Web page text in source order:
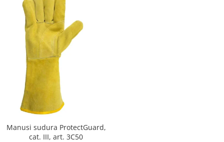
Manusi sudura ProtectGuard,
cat. III, art. 3C50